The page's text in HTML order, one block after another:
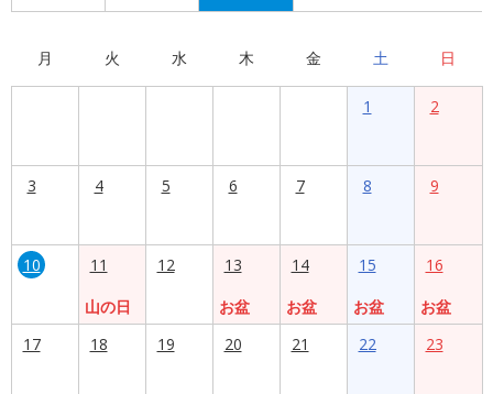
月 火 水 木 金 土 日
1 2
3 4 5 6 7 8 9
10
11
山の日
12
13
お盆
14
お盆
15
お盆
16
お盆
17
18 19 20 21 22 23